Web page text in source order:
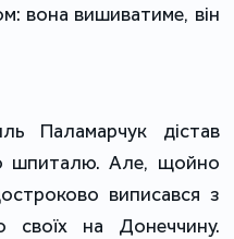
вона вишиватиме, він
Паламарчук дістав
шпиталю. Але, щойно
виписався з
своїх на Донеччину.